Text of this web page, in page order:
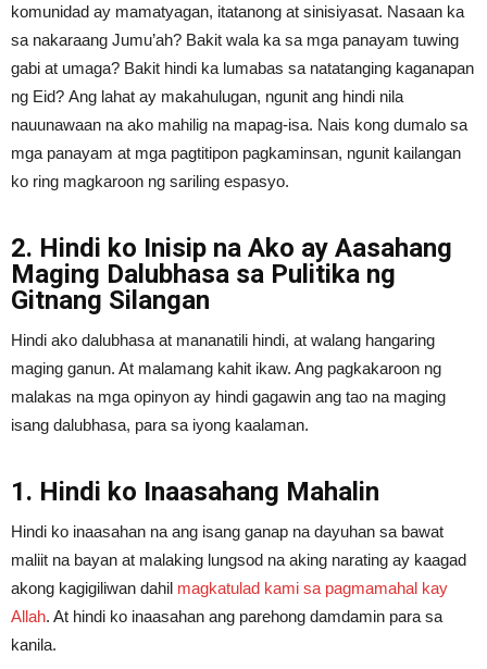
komunidad ay mamatyagan, itatanong at sinisiyasat. Nasaan ka
sa nakaraang Jumu’ah? Bakit wala ka sa mga panayam tuwing
gabi at umaga? Bakit hindi ka lumabas sa natatanging kaganapan
ng Eid? Ang lahat ay makahulugan, ngunit ang hindi nila
nauunawaan na ako mahilig na mapag-isa. Nais kong dumalo sa
mga panayam at mga pagtitipon pagkaminsan, ngunit kailangan
ko ring magkaroon ng sariling espasyo.
2. Hindi ko Inisip na Ako ay Aasahang
Maging Dalubhasa sa Pulitika ng
Gitnang Silangan
Hindi ako dalubhasa at mananatili hindi, at walang hangaring
maging ganun. At malamang kahit ikaw. Ang pagkakaroon ng
malakas na mga opinyon ay hindi gagawin ang tao na maging
isang dalubhasa, para sa iyong kaalaman.
1. Hindi ko Inaasahang Mahalin
Hindi ko inaasahan na ang isang ganap na dayuhan sa bawat
maliit na bayan at malaking lungsod na aking narating ay kaagad
akong kagigiliwan dahil magkatulad kami sa pagmamahal kay
Allah. At hindi ko inaasahan ang parehong damdamin para sa
kanila.